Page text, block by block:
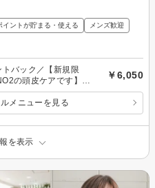
イントが貯まる・使える メンズ歓迎
バック／【新規限
の頭皮ケアです】頭
カット
￥6,050
メニューを見る
を表示